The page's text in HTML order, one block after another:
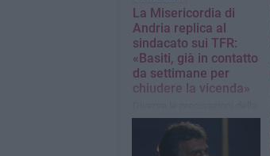
La Misericordia di
Andria replica al
sindacato sui TFR:
«Basiti, già in contatto
da settimane per
chiudere la vicenda»
Confraternita su alcune
esternazioni non aderenti
alla realtà